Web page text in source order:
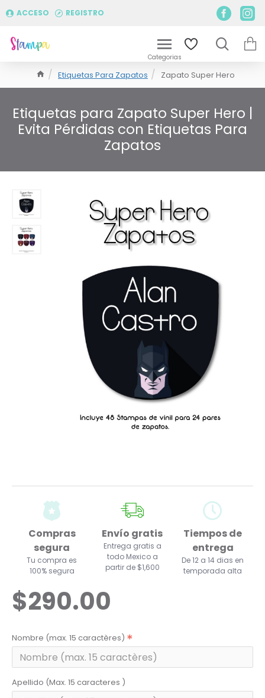
ACCESO REGISTRO
Etiquetas Para Zapatos Zapato Super Hero
Etiquetas para Zapato Super Hero |
Evita Pérdidas con Etiquetas Para
Zapatos
Compras
segura
Tu compra es
100% segura
Envío gratis
Entrega gratis a
todo Mexico a
partir de $1,600
Tiempos de
entrega
De 12 a 14 dias en
temporada alta
$290.00
Nombre (max. 15 caractères)
Apellido (Max. 15 caracteres )